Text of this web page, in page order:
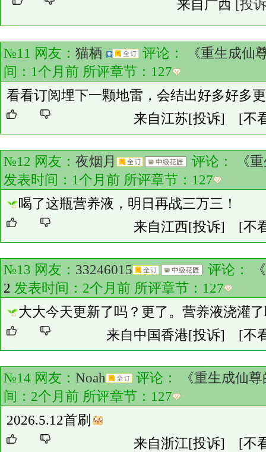
来自广西 [投
№11 网友： 猫栖 评论：
《重生成仙
间：1个月前 所评章节： 127
看看订阅埋下一颗地雷，会结出好多好多
来自江苏[投诉] [不
№12 网友： 夜烟月 评论：
《
发表时间：1个月前 所评章节： 127
喝了这瓶营养液，明日再战三万三！
来自江西[投诉] [不
№13 网友： 33246015 评论：
2 发表时间：2个月前 所评章节： 127
大大今天更新了吗？更了。营养液浇灌
来自中国香港[投诉] [不
№14 网友： Noah 评论：
《重生成仙
间：2个月前 所评章节： 127
2026.5.12首刷
来自浙江[投诉] [不